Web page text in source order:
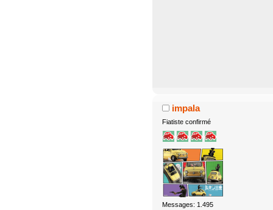
impala
Fiatiste confirmé
Messages: 1.495